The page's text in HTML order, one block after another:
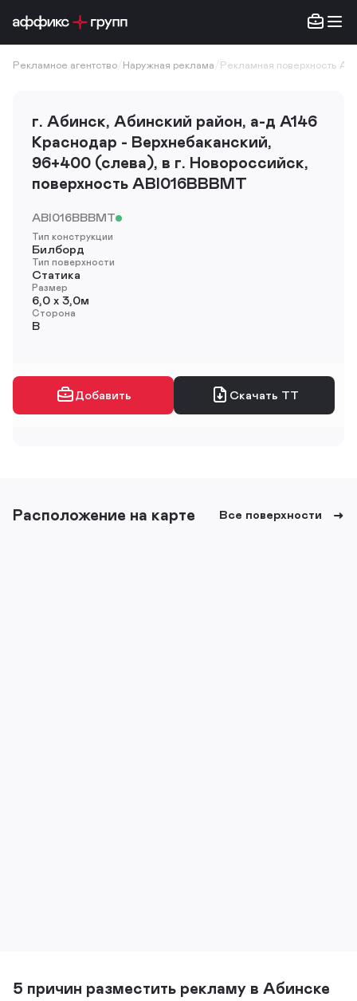
Рекламное агентство Наружная реклама Рекламная поверхность
г. Абинск, Абинский район, а-д А146
Краснодар - Верхнебаканский,
96+400 (слева), в г. Новороссийск,
поверхность ABI016BBBMT
ABI016BBBMT
Тип конструкции
Билборд
Тип поверхности
Статика
Размер
6,0 х 3,0м
Сторона
B
Добавить Скачать ТТ
Расположение на карте Все поверхности
5 причин разместить рекламу в Абинске